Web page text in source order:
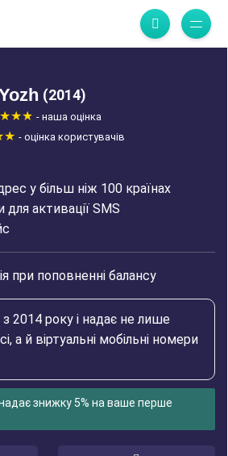
(2014)
- наша оцінка
- оцінка користувачів
у більш ніж 100 країнах
для активації SMS
при поповненні балансу
2014 року і надає не лише
а й віртуальні мобільні номери
знижку 5% на ваше перше